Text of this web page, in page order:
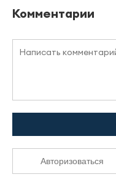
Комментарии
Авторизоваться